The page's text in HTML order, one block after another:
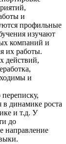
и
профильные
изучают
компаний и
их работы.
действий,
и
в динамике роста
и т.д. У
до
направление